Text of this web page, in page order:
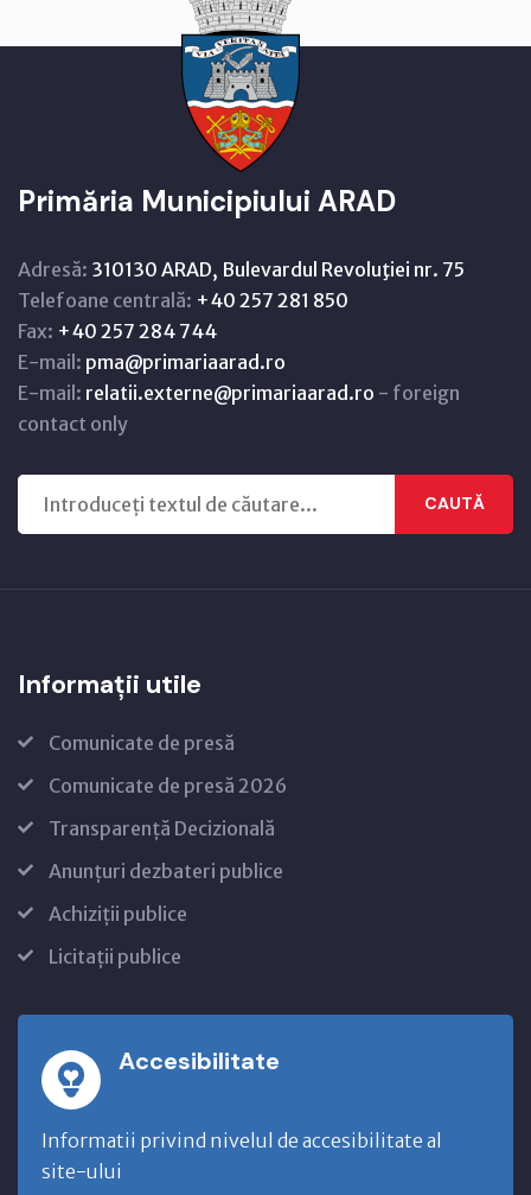
Primăria Municipiului ARAD
Adresă: 310130 ARAD, Bulevardul Revoluţiei nr. 75
Telefoane centrală: +40 257 281 850
Fax: +40 257 284 744
E-mail: pma@primariaarad.ro
E-mail: relatii.externe@primariaarad.ro - foreign
contact only
CAUTĂ
Informații utile
Comunicate de presă
Comunicate de presă 2026
Transparență Decizională
Anunțuri dezbateri publice
Achiziții publice
Licitații publice
Accesibilitate
Informatii privind nivelul de accesibilitate al
site-ului